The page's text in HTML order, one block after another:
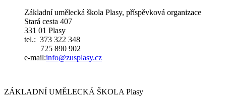
Základní umělecká škola Plasy, příspěvková organizace
Stará cesta 407
331 01 Plasy
tel.: 373 322 348
725 890 902
e-mail:info@zusplasy.cz
ZÁKLADNÍ UMĚLECKÁ ŠKOLA Plasy